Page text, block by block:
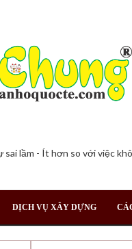
sai lầm - Ít hơn so với việc
DỊCH VỤ XÂY DỰNG